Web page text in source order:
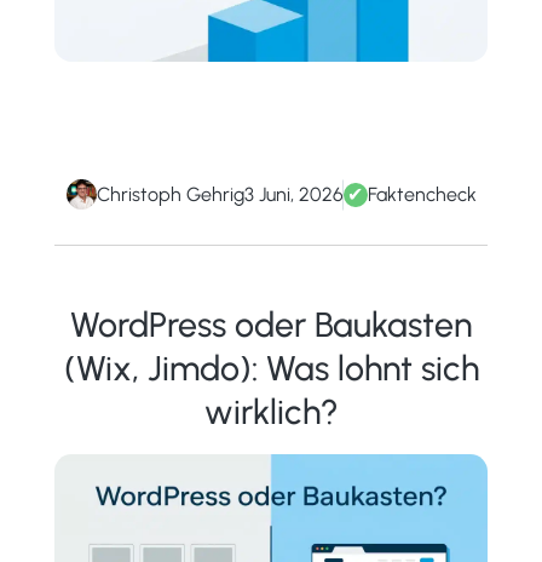
WordPress oder Baukasten
(Wix, Jimdo): Was lohnt sich
wirklich?
Christoph Gehrig3 Juni, 2026 ✔ Faktencheck